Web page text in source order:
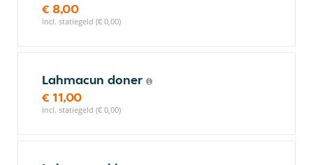
€ 8,00
incl. statiegeld (€ 0,00)
Lahmacun doner
€ 11,00
incl. statiegeld (€ 0,00)